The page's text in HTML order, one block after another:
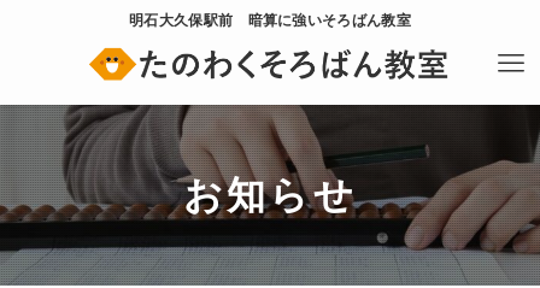
明石大久保駅前 暗算に強いそろばん教室
お知らせ